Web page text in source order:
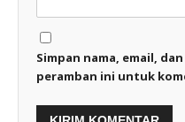
Simpan nama, email,
peramban ini untuk